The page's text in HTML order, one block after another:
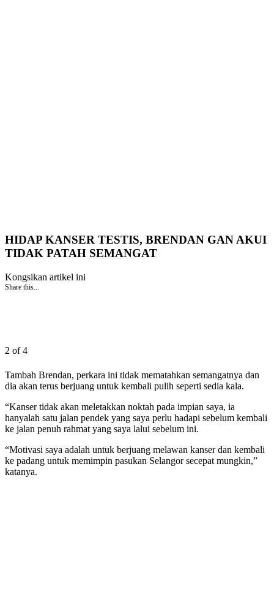
HIDAP KANSER TESTIS, BRENDAN GAN AKUI
TIDAK PATAH SEMANGAT
Kongsikan artikel ini
Share this...
2 of 4
Tambah Brendan, perkara ini tidak mematahkan semangatnya dan
dia akan terus berjuang untuk kembali pulih seperti sedia kala.
“Kanser tidak akan meletakkan noktah pada impian saya, ia
hanyalah satu jalan pendek yang saya perlu hadapi sebelum kembali
ke jalan penuh rahmat yang saya lalui sebelum ini.
“Motivasi saya adalah untuk berjuang melawan kanser dan kembali
ke padang untuk memimpin pasukan Selangor secepat mungkin,”
katanya.